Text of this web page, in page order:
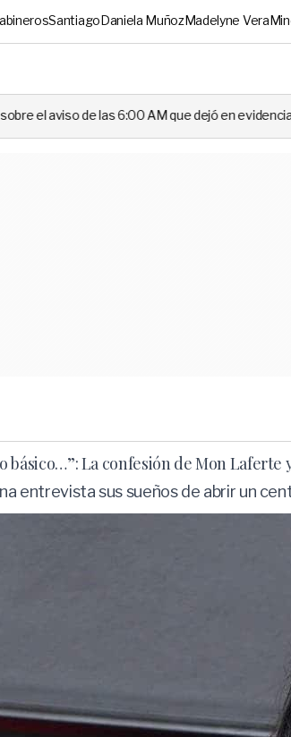
SantiagoDaniela MuñozMadelyne Vera
AM que dejó en evidencia al Delegado
básico…”: La confesión de Mon Laferte
entrevista sus sueños de abrir un